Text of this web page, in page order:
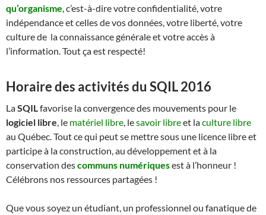
qu’organisme, c’est-à-dire votre confidentialité, votre
indépendance et celles de vos données, votre liberté, votre
culture de la connaissance générale et votre accès à
l’information. Tout ça est respecté!
Horaire des activités du SQIL 2016
LaSQILfavorise la convergence des mouvements pour le
logiciel libre, le matériel libre, lesavoir libreet laculture libre
au Québec. Tout ce qui peut se mettre sous une licence libre et
participe à la construction, au développement et à la
conservation descommuns numériquesest à l’honneur !
Célébrons nos ressources partagées !
Que vous soyez un étudiant, un professionnel ou fanatique de